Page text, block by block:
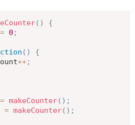
( )
{
= 0 ;
( )
{
++;
= makeCounter( ) ;
= makeCounter( ) ;